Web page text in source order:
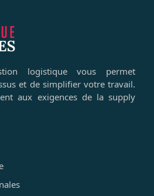
logistique vous permet
et de simplifier votre travail.
aux exigences de la supply